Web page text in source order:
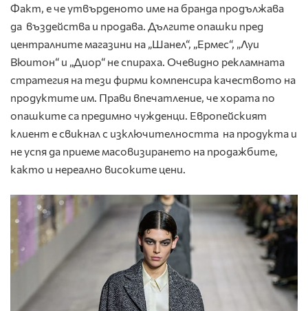
Факт, е че утвърденото име на бранда продължава
да въздейства и продава. Дългите опашки пред
централните магазини на „Шанел“, „Ермес“, „Луи
Вюитон“ и „Диор“ не спираха. Очевидно рекламната
стратегия на тези фирми компенсира качеството на
продуктите им. Прави впечатление, че хората по
опашките са предимно чужденци. Европейският
клиент е свикнал с изключителността на продукта и
не успя да приеме масовизирането на продажбите,
както и нереално високите цени.